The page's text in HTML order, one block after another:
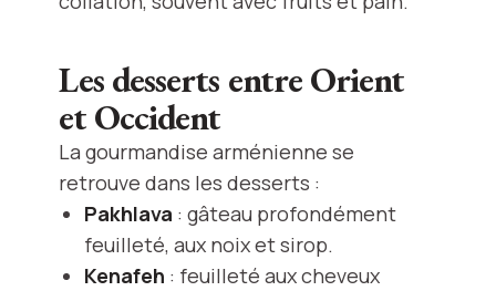
Les desserts entre Orient
et Occident
La gourmandise arménienne se
retrouve dans les desserts :
Pakhlava : gâteau profondément
feuilleté, aux noix et sirop.
Kenafeh : feuilleté aux cheveux